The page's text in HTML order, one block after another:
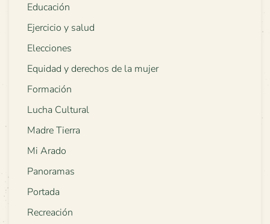
Educación
Ejercicio y salud
Elecciones
Equidad y derechos de la mujer
Formación
Lucha Cultural
Madre Tierra
Mi Arado
Panoramas
Portada
Recreación